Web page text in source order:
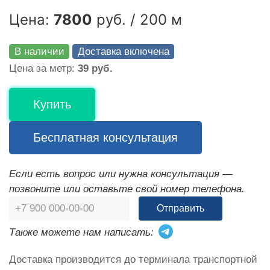
Цена: 7800 руб. / 200 м
В наличии
Доставка включена
Цена за метр: 39 руб.
Купить
Бесплатная консультация
Если есть вопрос или нужна консультация —
позвоните или оставьте свой номер телефона.
Отправить
Также можете нам написать:
Доставка производится до терминала транспортной